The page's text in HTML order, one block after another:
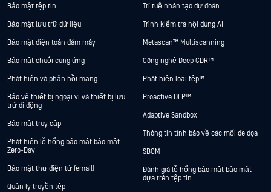
Bảo mật tệp tin
Bảo mật lưu trữ dữ liệu
Bảo mật điện toán đám mây
Bảo mật chuỗi cung ứng
Phát hiện và phản hồi mạng
Bảo vệ thiết bị ngoại vi và thiết bị lưu
trữ di động
Bảo mật truy cập
Phát hiện lỗ hổng bảo mật bảo mật
Zero-Day
Bảo mật thư điện tử (email)
Quản lý truyền tệp
Trí tuệ nhân tạo dự đoán
Trình kiểm tra nội dung AI
Metascan™ Multiscanning
Công nghệ Deep CDR™
Phát hiện loại tệp™
Proactive DLP™
Adaptive Sandbox
Thông tin tình báo về các mối đe dọa
SBOM
Đánh giá lỗ hổng bảo mật bảo mật
dựa trên tệp tin